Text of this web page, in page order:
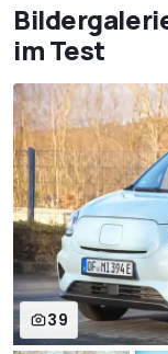
im Test
39